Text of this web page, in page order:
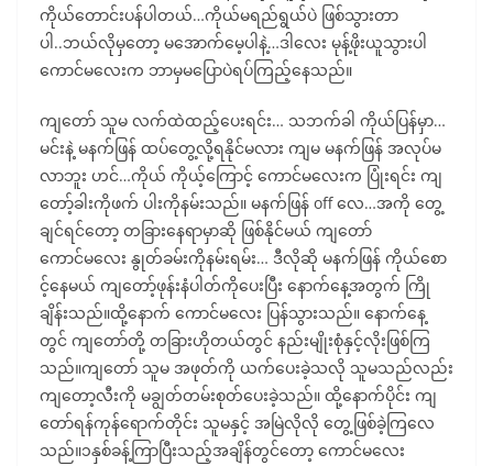
ကိုယ်တောင်းပန်ပါတယ်…ကိုယ်မရည်ရွယ်ပဲ ဖြစ်သွားတာ
ပါ..ဘယ်လိုမှတော့ မအောက်မေ့ပါနဲ့…ဒါလေး မုန့်ဖိုးယူသွားပါ
ကောင်မလေးက ဘာမှမပြောပဲရပ်ကြည့်နေသည်။
ကျတော် သူမ လက်ထဲထည့်ပေးရင်း… သဘက်ခါ ကိုယ်ပြန်မှာ…
မင်းနဲ့ မနက်ဖြန် ထပ်တွေ့လို့ရနိုင်မလား ကျမ မနက်ဖြန် အလုပ်မ
လာဘူး ဟင်…ကိုယ် ကိုယ့်ကြောင့် ကောင်မလေးက ပြုံးရင်း ကျ
တော့်ခါးကိုဖက် ပါးကိုနမ်းသည်။ မနက်ဖြန် off လေ…အကို တွေ့
ချင်ရင်တော့ တခြားနေရာမှာဆို ဖြစ်နိုင်မယ် ကျတော်
ကောင်မလေး နွုတ်ခမ်းကိုနမ်းရမ်း… ဒီလိုဆို မနက်ဖြန် ကိုယ်စော
င့်နေမယ် ကျတော့်ဖုန်းနံပါတ်ကိုပေးပြီး နောက်နေ့အတွက် ကြို
ချိန်းသည်။ထို့နောက် ကောင်မလေး ပြန်သွားသည်။ နောက်နေ့
တွင် ကျတော်တို့ တခြားဟိုတယ်တွင် နည်းမျိုးစုံနှင့်လိုးဖြစ်ကြ
သည်။ကျတော် သူမ အဖုတ်ကို ယက်ပေးခဲ့သလို သူမသည်လည်း
ကျတော့လီးကို မချွတ်တမ်းစုတ်ပေးခဲ့သည်။ ထို့နောက်ပိုင်း ကျ
တော်ရန်ကုန်ရောက်တိုင်း သူမနှင့် အမြဲလိုလို တွေ့ဖြစ်ခဲ့ကြလေ
သည်။၁နှစ်ခန့်ကြာပြီးသည့်အချိန်တွင်တော့ ကောင်မလေး